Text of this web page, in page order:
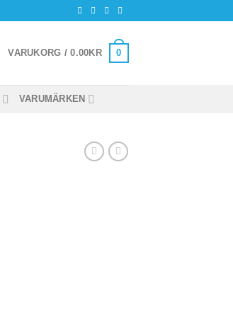
VARUKORG /0.00KR 0
VARUMÄRKEN